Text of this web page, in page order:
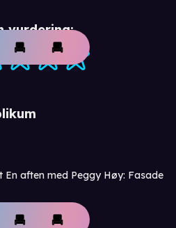
vurdering:
En aften med Peggy Høy: Fasade